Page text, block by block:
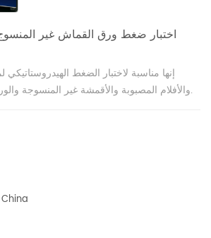
اختبار ضغط ورق القماش غير
إنها مناسبة لاختبار الضغط الهيدروستاتيكي
والأفلام المصبوبة والأقمشة غير المنسوجة والورق والنسيج وما إلى ذلك.